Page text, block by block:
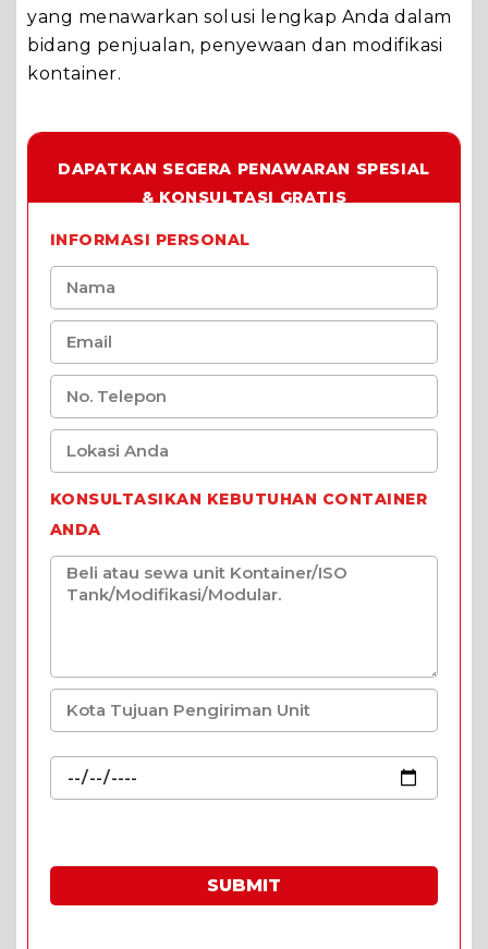
yang menawarkan solusi lengkap Anda dalam
bidang penjualan, penyewaan dan modifikasi
kontainer.
DAPATKAN SEGERA PENAWARAN SPESIAL
& KONSULTASI GRATIS
INFORMASI PERSONAL
KONSULTASIKAN KEBUTUHAN CONTAINER
ANDA
SUBMIT